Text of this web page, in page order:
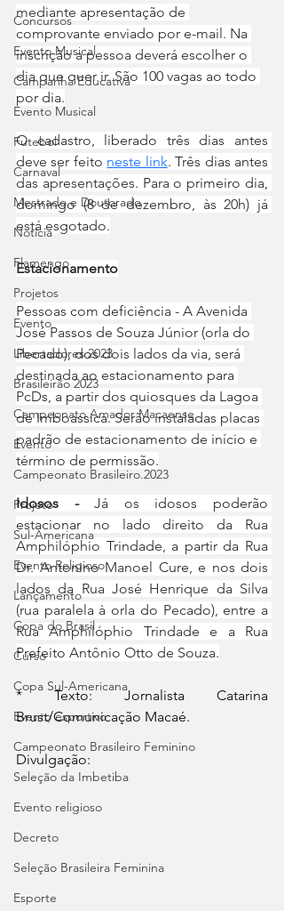
Concursos
Evento Musical
Campanha Educativa
Evento Musical
Futebol
Carnaval
Mestrado e Doutorado
Notícia
Flamengo
Projetos
Evento
Libertadores 2023
Brasileirão 2023
Campeonato Amador Macaense
Evento
Campeonato Brasileiro.2023
Projeto
Sul-Americana
Evento Religioso
Lançamento
Copa do Brasil
Curso
Copa Sul-Americana
Evento esportivo
Campeonato Brasileiro Feminino
Seleção da Imbetiba
Evento religioso
Decreto
Seleção Brasileira Feminina
Esporte
mediante apresentação de
comprovante enviado por e-mail. Na
inscrição a pessoa deverá escolher o
dia que quer ir. São 100 vagas ao todo
por dia.
O cadastro, liberado três dias antes
deve ser feito neste link. Três dias antes
das apresentações. Para o primeiro dia,
domingo (8 de dezembro, às 20h) já
está esgotado.
Estacionamento
Pessoas com deficiência - A Avenida
José Passos de Souza Júnior (orla do
Pecado), dos dois lados da via, será
destinada ao estacionamento para
PcDs, a partir dos quiosques da Lagoa
de Imboassica. Serão instaladas placas
padrão de estacionamento de início e
término de permissão.
Idosos - Já os idosos poderão
estacionar no lado direito da Rua
Amphilóphio Trindade, a partir da Rua
Dr. Antonino Manoel Cure, e nos dois
lados da Rua José Henrique da Silva
(rua paralela à orla do Pecado), entre a
Rua Amphilóphio Trindade e a Rua
Prefeito Antônio Otto de Souza.
* Texto: Jornalista Catarina
Brust/Comunicação Macaé.
Divulgação: